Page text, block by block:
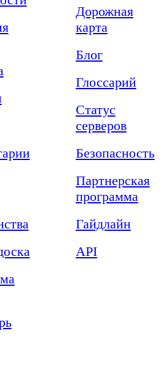
Дорожная
карта
Блог
Глоссарий
Статус
серверов
Безопасность
Партнерская
программа
Гайдлайн
API